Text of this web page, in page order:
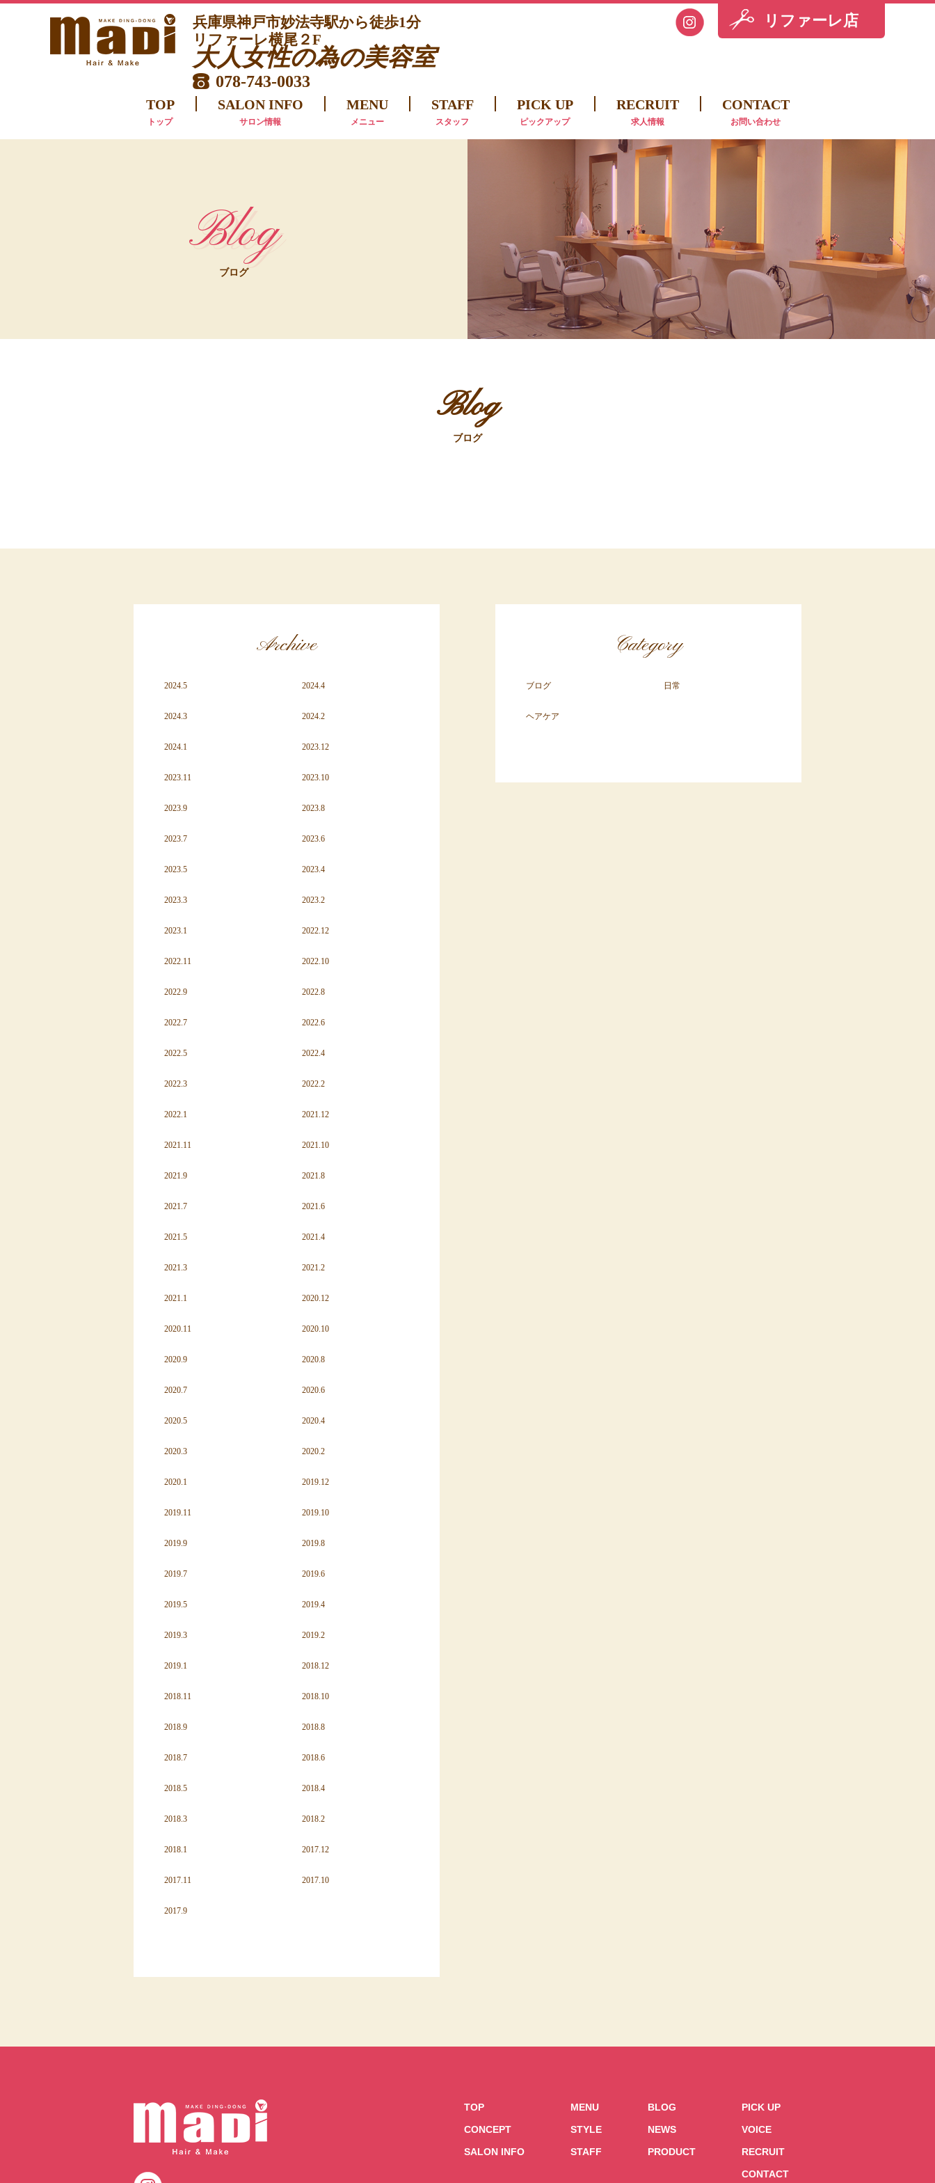
兵庫県神戸市妙法寺駅から徒歩1分
リファーレ横尾２F
大人女性の為の美容室
078-743-0033
リファーレ店
TOP
トップ
SALON INFO
サロン情報
MENU
メニュー
STAFF
スタッフ
PICK UP
ピックアップ
RECRUIT
求人情報
CONTACT
お問い合わせ
Blog
ブログ
Blog
ブログ
Archive
2024.5 2024.4
2024.3 2024.2
2024.1 2023.12
2023.11 2023.10
2023.9 2023.8
2023.7 2023.6
2023.5 2023.4
2023.3 2023.2
2023.1 2022.12
2022.11 2022.10
2022.9 2022.8
2022.7 2022.6
2022.5 2022.4
2022.3 2022.2
2022.1 2021.12
2021.11 2021.10
2021.9 2021.8
2021.7 2021.6
2021.5 2021.4
2021.3 2021.2
2021.1 2020.12
2020.11 2020.10
2020.9 2020.8
2020.7 2020.6
2020.5 2020.4
2020.3 2020.2
2020.1 2019.12
2019.11 2019.10
2019.9 2019.8
2019.7 2019.6
2019.5 2019.4
2019.3 2019.2
2019.1 2018.12
2018.11 2018.10
2018.9 2018.8
2018.7 2018.6
2018.5 2018.4
2018.3 2018.2
2018.1 2017.12
2017.11 2017.10
2017.9
Category
ブログ 日常
ヘアケア
TOP
CONCEPT
SALON INFO
MENU
STYLE
STAFF
BLOG
NEWS
PRODUCT
PICK UP
VOICE
RECRUIT
CONTACT